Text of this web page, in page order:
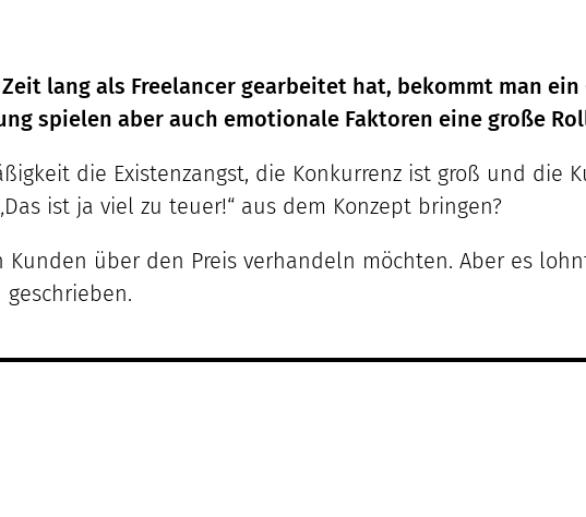
lang als Freelancer gearbeitet hat, bekommt man
spielen aber auch emotionale Faktoren eine große
die Existenzangst, die Konkurrenz ist groß und die
ist ja viel zu teuer!“ aus dem Konzept bringen?
über den Preis verhandeln möchten. Aber es